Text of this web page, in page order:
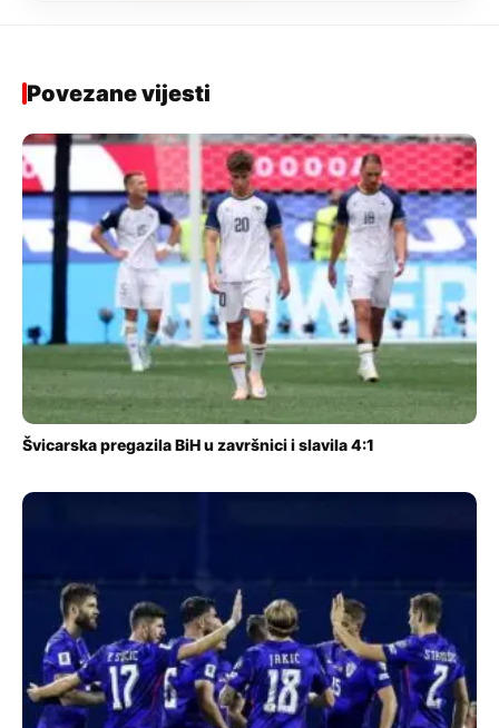
Povezane vijesti
Švicarska pregazila BiH u završnici i slavila 4:1